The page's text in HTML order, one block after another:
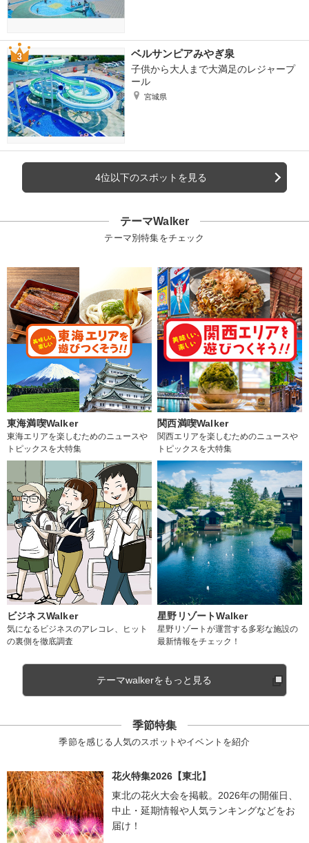
ベルサンピアみやぎ泉
子供から大人まで大満足のレジャープ
ール
宮城県
4位以下のスポットを見る
テーマWalker
テーマ別特集をチェック
東海満喫Walker
東海エリアを楽しむためのニュースや
トピックスを大特集
関西満喫Walker
関西エリアを楽しむためのニュースや
トピックスを大特集
ビジネスWalker
気になるビジネスのアレコレ、ヒット
の裏側を徹底調査
星野リゾートWalker
星野リゾートが運営する多彩な施設の
最新情報をチェック！
テーマwalkerをもっと見る
季節特集
季節を感じる人気のスポットやイベントを紹介
花火特集2026【東北】
東北の花火大会を掲載。2026年の開催日、
中止・延期情報や人気ランキングなどをお
届け！